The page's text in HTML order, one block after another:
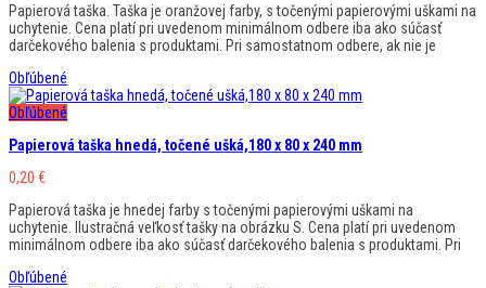
Papierová taška. Taška je oranžovej farby, s točenými papierovými uškami na
uchytenie. Cena platí pri uvedenom minimálnom odbere iba ako súčasť
darčekového balenia s produktami. Pri samostatnom odbere, ak nie je
Obľúbené
Obľúbené
Papierová taška hnedá, točené ušká,180 x 80 x 240 mm
0,20 €
Papierová taška je hnedej farby s točenými papierovými uškami na
uchytenie. Ilustračná veľkosť tašky na obrázku S. Cena platí pri uvedenom
minimálnom odbere iba ako súčasť darčekového balenia s produktami. Pri
Obľúbené